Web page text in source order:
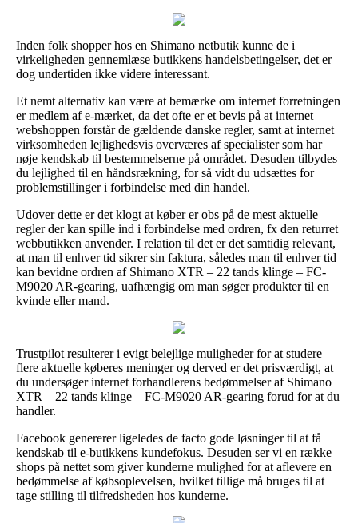
Inden folk shopper hos en Shimano netbutik kunne de i
virkeligheden gennemlæse butikkens handelsbetingelser, det er
dog undertiden ikke videre interessant.
Et nemt alternativ kan være at bemærke om internet forretningen
er medlem af e-mærket, da det ofte er et bevis på at internet
webshoppen forstår de gældende danske regler, samt at internet
virksomheden lejlighedsvis overværes af specialister som har
nøje kendskab til bestemmelserne på området. Desuden tilbydes
du lejlighed til en håndsrækning, for så vidt du udsættes for
problemstillinger i forbindelse med din handel.
Udover dette er det klogt at køber er obs på de mest aktuelle
regler der kan spille ind i forbindelse med ordren, fx den returret
webbutikken anvender. I relation til det er det samtidig relevant,
at man til enhver tid sikrer sin faktura, således man til enhver tid
kan bevidne ordren af Shimano XTR – 22 tands klinge – FC-
M9020 AR-gearing, uafhængig om man søger produkter til en
kvinde eller mand.
Trustpilot resulterer i evigt belejlige muligheder for at studere
flere aktuelle køberes meninger og derved er det prisværdigt, at
du undersøger internet forhandlerens bedømmelser af Shimano
XTR – 22 tands klinge – FC-M9020 AR-gearing forud for at du
handler.
Facebook genererer ligeledes de facto gode løsninger til at få
kendskab til e-butikkens kundefokus. Desuden ser vi en række
shops på nettet som giver kunderne mulighed for at aflevere en
bedømmelse af købsoplevelsen, hvilket tillige må bruges til at
tage stilling til tilfredsheden hos kunderne.